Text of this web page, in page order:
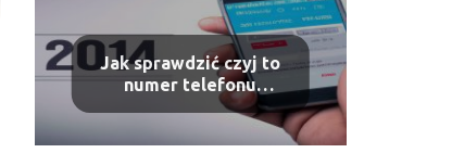
Jak sprawdzić czyj to
numer telefonu
komórkowego?